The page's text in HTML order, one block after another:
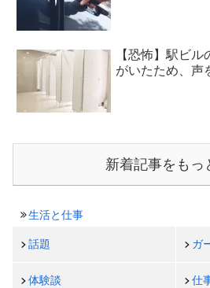
【恐怖】駅ビ
がいたため、声
新着記事をもっ
生活と仕事
話題 ガ
体験談 仕